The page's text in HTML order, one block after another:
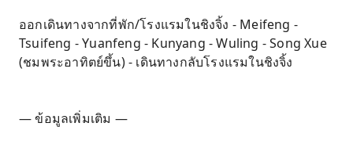
ออกเดินทางจากที่พัก/โรงแรมในชิงจิ้ง - Meifeng -
Tsuifeng - Yuanfeng - Kunyang - Wuling - Song Xue
(ชมพระอาทิตย์ขึ้น) - เดินทางกลับโรงแรมในชิงจิ้ง
— ข้อมูลเพิ่มเติม —